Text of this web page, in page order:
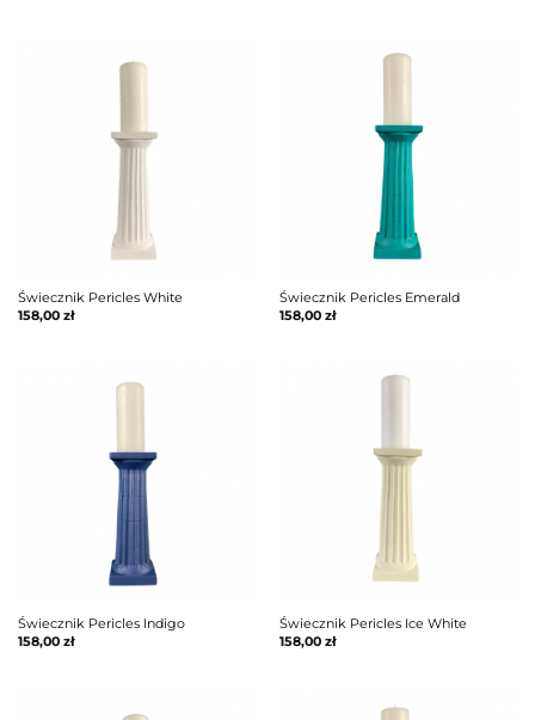
Świecznik Pericles White
158,00 zł
Świecznik Pericles Emerald
158,00 zł
Świecznik Pericles Indigo
158,00 zł
Świecznik Pericles Ice White
158,00 zł